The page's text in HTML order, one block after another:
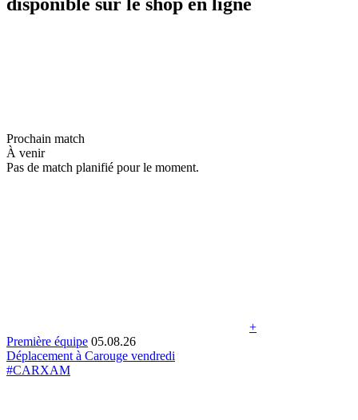
Prochain match
À venir
Pas de match planifié pour le moment.
+
Première équipe 05.08.26
Déplacement à Carouge vendredi
#CARXAM